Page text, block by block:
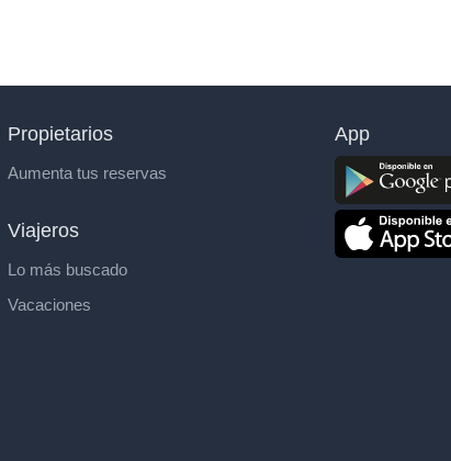
Propietarios
Aumenta tus reservas
Viajeros
Lo más buscado
Vacaciones
App